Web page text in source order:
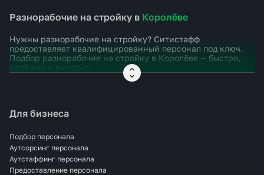
Разнорабочие на стройку в Королёве
Нужны разнорабочие на стройку? Ситистафф
предоставляет квалифицированный персонал под ключ.
Подбор разнорабочие на стройку в Королёве — быстро,
надёжно и выгодно.
Для бизнеса
Подбор персонала
Аутсорсинг персонала
Аутстаффинг персонала
Предоставление персонала